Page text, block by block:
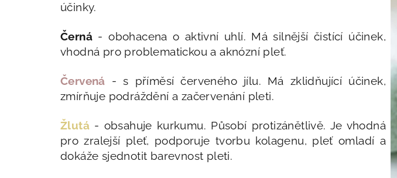
účinky.
Černá - obohacena o aktivní uhlí. Má silnější čistící účinek,
vhodná pro problematickou a aknózní pleť.
Červená - s příměsí červeného jílu. Má zklidňující účinek,
zmírňuje podráždění a začervenání pleti.
Žlutá - obsahuje kurkumu. Působí protizánětlivě. Je vhodná
pro zralejší pleť, podporuje tvorbu kolagenu, pleť omladí a
dokáže sjednotit barevnost pleti.